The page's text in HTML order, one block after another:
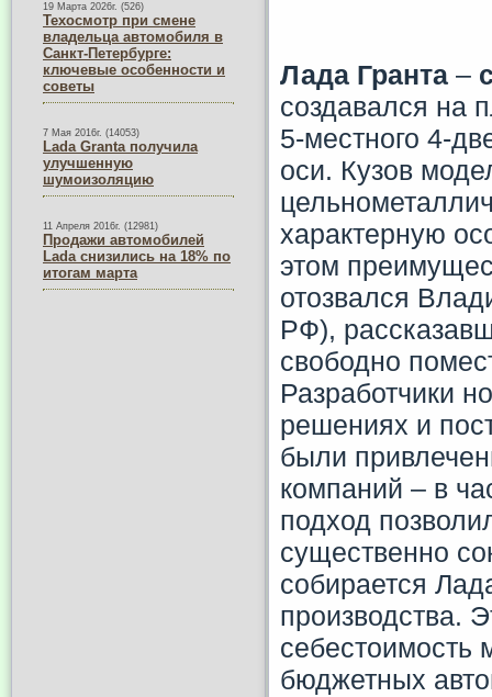
19 Марта 2026г. (526)
Техосмотр при смене
владельца автомобиля в
Санкт-Петербурге:
ключевые особенности и
советы
7 Мая 2016г. (14053)
Lada Granta получила
улучшенную
шумоизоляцию
11 Апреля 2016г. (12981)
Продажи автомобилей
Lada снизились на 18% по
итогам марта
Лада Гранта –
создавался на
5-местного 4-
оси. Кузов
характерную
этом
отозвался
РФ),
свободно
Разработчики
решениях и
были
компаний – в
подход
существенно
собирается
производства.
себестоимость
бюджетных